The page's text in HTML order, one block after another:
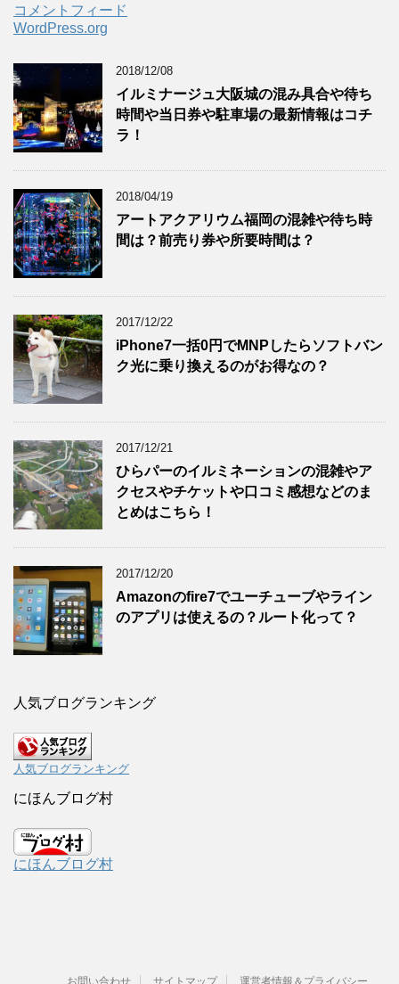
コメントフィード
WordPress.org
2018/12/08
イルミナージュ大阪城の混み具合や待ち
時間や当日券や駐車場の最新情報はコチ
ラ！
2018/04/19
アートアクアリウム福岡の混雑や待ち時
間は？前売り券や所要時間は？
2017/12/22
iPhone7一括0円でMNPしたらソフトバン
ク光に乗り換えるのがお得なの？
2017/12/21
ひらパーのイルミネーションの混雑やア
クセスやチケットや口コミ感想などのま
とめはこちら！
2017/12/20
Amazonのfire7でユーチューブやライン
のアプリは使えるの？ルート化って？
人気ブログランキング
人気ブログランキング
にほんブログ村
にほんブログ村
お問い合わせ サイトマップ 運営者情報＆プライバシー